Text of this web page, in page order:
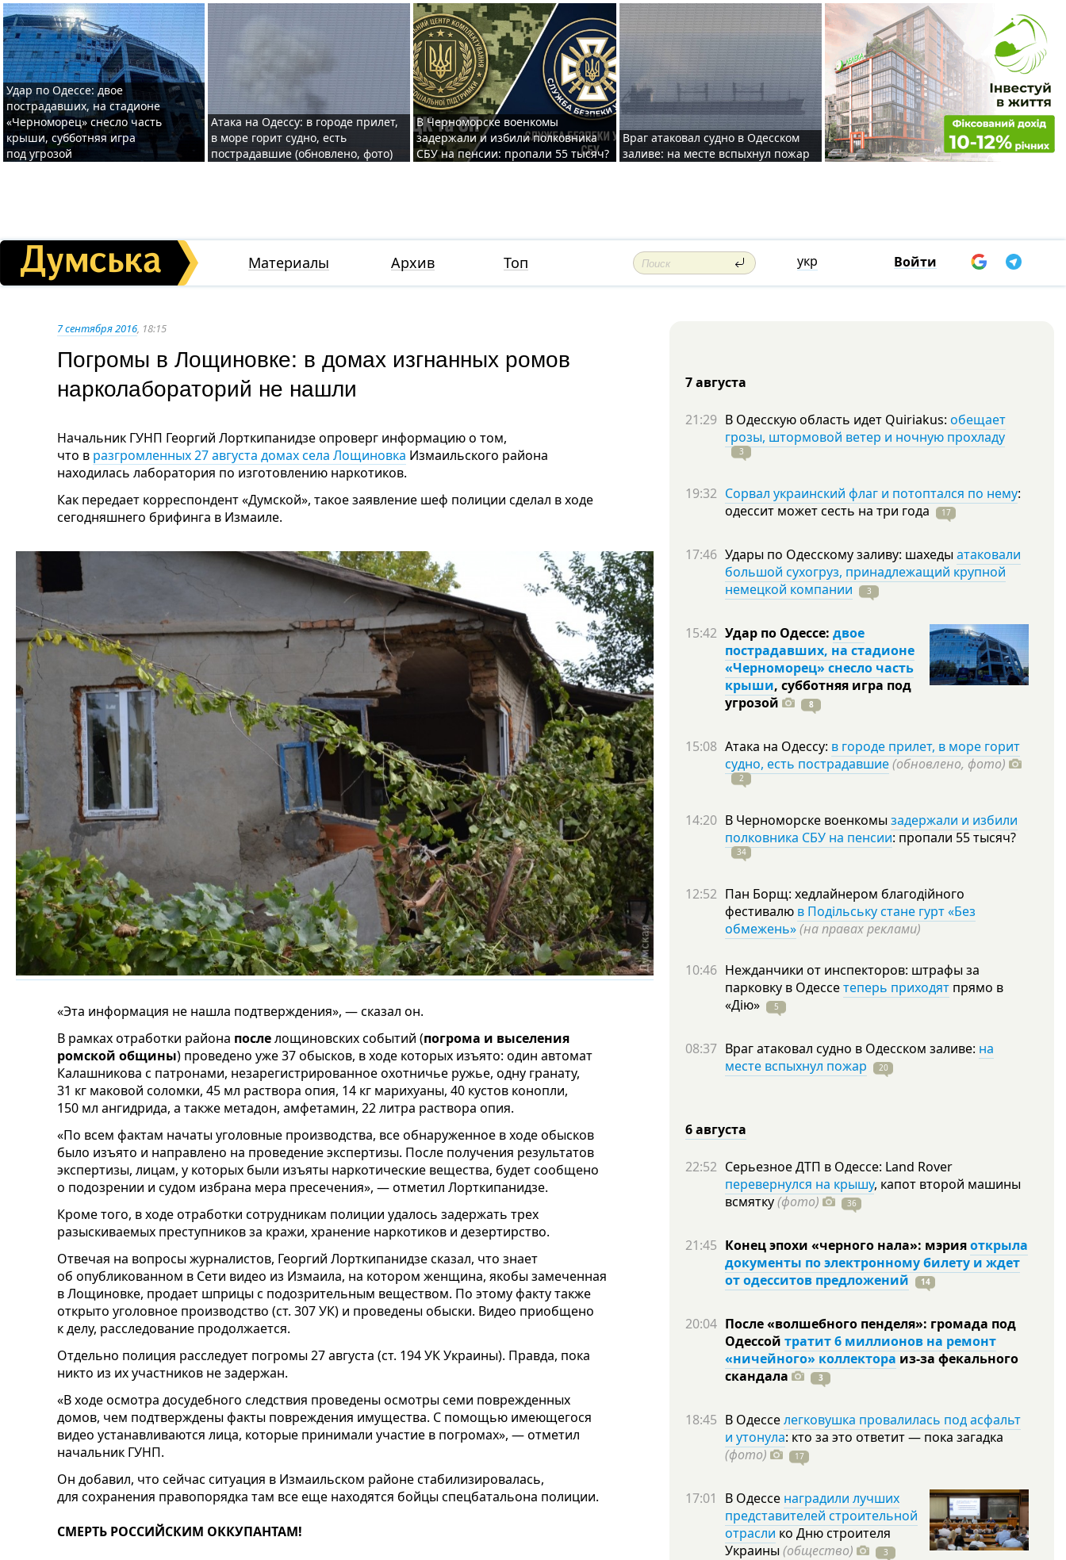
Удар по Одессе: двое
пострадавших, на стадионе
«Черноморец» снесло часть
крыши, субботняя игра
под угрозой
Атака на Одессу: в городе прилет,
в море горит судно, есть
пострадавшие (обновлено, фото)
В Черноморске военкомы
задержали и избили полковника
СБУ на пенсии: пропали 55 тысяч?
Враг атаковал судно в Одесском
заливе: на месте вспыхнул пожар
Материалы Архив Топ укр Войти
7 сентября 2016, 18:15
Погромы в Лощиновке: в домах изгнанных ромов
нарколабораторий не нашли
Начальник ГУНП Георгий Лорткипанидзе опроверг информацию о том,
что в разгромленных 27 августа домах села Лощиновка Измаильского района
находилась лаборатория по изготовлению наркотиков.
Как передает корреспондент «Думской», такое заявление шеф полиции сделал в ходе
сегодняшнего брифинга в Измаиле.
«Эта информация не нашла подтверждения», — сказал он.
В рамках отработки района послелощиновских событий (погрома и выселения
ромской общины) проведено уже 37 обысков, в ходе которых изъято: один автомат
Калашникова с патронами, незарегистрированное охотничье ружье, одну гранату,
31 кг маковой соломки, 45 мл раствора опия, 14 кг марихуаны, 40 кустов конопли,
150 мл ангидрида, а также метадон, амфетамин, 22 литра раствора опия.
«По всем фактам начаты уголовные производства, все обнаруженное в ходе обысков
было изъято и направлено на проведение экспертизы. После получения результатов
экспертизы, лицам, у которых были изъяты наркотические вещества, будет сообщено
о подозрении и судом избрана мера пресечения», — отметил Лорткипанидзе.
Кроме того, в ходе отработки сотрудникам полиции удалось задержать трех
разыскиваемых преступников за кражи, хранение наркотиков и дезертирство.
Отвечая на вопросы журналистов, Георгий Лорткипанидзе сказал, что знает
об опубликованном в Сети видео из Измаила, на котором женщина, якобы замеченная
в Лощиновке, продает шприцы с подозрительным веществом. По этому факту также
открыто уголовное производство (ст. 307 УК) и проведены обыски. Видео приобщено
к делу, расследование продолжается.
Отдельно полиция расследует погромы 27 августа (ст. 194 УК Украины). Правда, пока
никто из их участников не задержан.
«В ходе осмотра досудебного следствия проведены осмотры семи поврежденных
домов, чем подтверждены факты повреждения имущества. С помощью имеющегося
видео устанавливаются лица, которые принимали участие в погромах», — отметил
начальник ГУНП.
Он добавил, что сейчас ситуация в Измаильском районе стабилизировалась,
для сохранения правопорядка там все еще находятся бойцы спецбатальона полиции.
СМЕРТЬ РОССИЙСКИМ ОККУПАНТАМ!
7 августа
21:29 В Одесскую область идет Quiriakus: обещает
грозы, штормовой ветер и ночную прохладу
3
19:32 Сорвал украинский флаг и потоптался по нему:
одессит может сесть на три года 17
17:46 Удары по Одесскому заливу: шахеды атаковали
большой сухогруз, принадлежащий крупной
немецкой компании
3
15:42 Удар по Одессе: двое
пострадавших, на стадионе
«Черноморец» снесло часть
крыши, субботняя игра под
угрозой
8
15:08 Атака на Одессу: в городе прилет, в море горит
судно, есть пострадавшие(обновлено, фото)
2
14:20 В Черноморске военкомы задержали и избили
полковника СБУ на пенсии: пропали 55тысяч?
34
12:52 Пан Борщ: хедлайнером благодійного
фестивалю в Подільську стане гурт «Без
обмежень»(на правах реклами)
10:46 Нежданчики от инспекторов: штрафы за
парковку в Одессетеперь приходят прямо в
«Дію»
5
08:37 Враг атаковал судно в Одесском заливе: на
месте вспыхнул пожар
20
6 августа
22:52 Серьезное ДТП в Одессе: Land Rover
перевернулся на крышу, капот второй машины
всмятку(фото) 36
21:45 Конец эпохи «черного нала»: мэрияоткрыла
документы по электронному билету и ждет
от одесситов предложений
14
20:04 После «волшебного пенделя»: громада под
Одессой тратит 6 миллионов на ремонт
«ничейного» коллектора из-за фекального
скандала
3
18:45 В Одесселегковушка провалилась под асфальт
и утонула: кто за это ответит — пока загадка
(фото)
17
17:01 В Одессе наградили лучших
представителей строительной
отрасли ко Дню строителя
Украины (общество) 3